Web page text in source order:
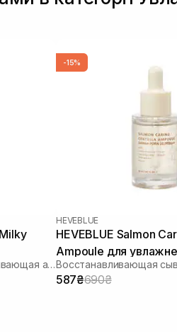
Восстанавливающая успокаивающая ампула для лица
-15%
HEVEBLUE
HEVEBLUE Salmon
Ampoule для
укрепления барьера
587₴690₴